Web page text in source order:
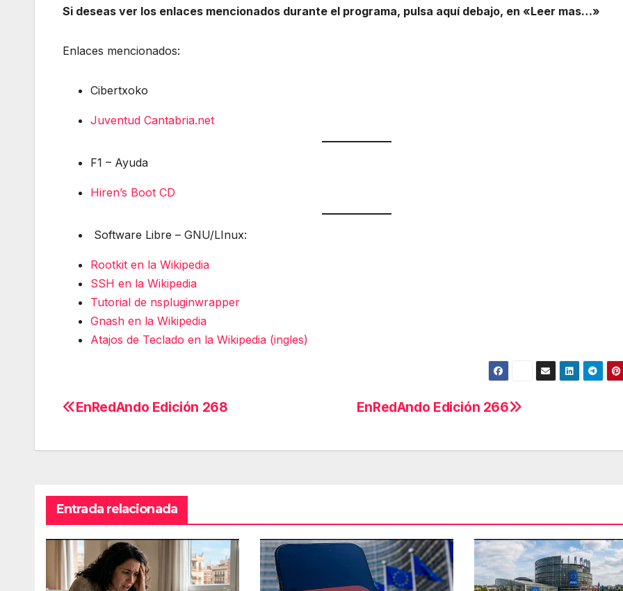
Si deseas ver los enlaces mencionados durante el programa, pulsa aquí debajo, en «Leer mas…»
Enlaces mencionados:
Cibertxoko
Juventud Cantabria.net
F1 – Ayuda
Hiren’s Boot CD
Software Libre – GNU/LInux:
Rootkit en la Wikipedia
SSH en la Wikipedia
Tutorial de nspluginwrapper
Gnash en la Wikipedia
Atajos de Teclado en la Wikipedia (ingles)
Navegación
EnRedAndo Edición 266
EnRedAndo Edición 268
Entrada relacionada